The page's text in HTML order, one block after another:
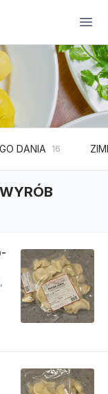
DANIA 16